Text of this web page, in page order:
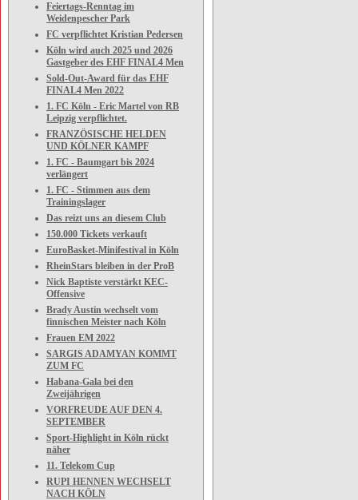
Feiertags-Renntag im
Weidenpescher Park
FC verpflichtet Kristian Pedersen
Köln wird auch 2025 und 2026
Gastgeber des EHF FINAL4 Men
Sold-Out-Award für das EHF
FINAL4 Men 2022
1. FC Köln - Eric Martel von RB
Leipzig verpflichtet.
FRANZÖSISCHE HELDEN
UND KÖLNER KAMPF
1. FC - Baumgart bis 2024
verlängert
1. FC - Stimmen aus dem
Trainingslager
Das reizt uns an diesem Club
150.000 Tickets verkauft
EuroBasket-Minifestival in Köln
RheinStars bleiben in der ProB
Nick Baptiste verstärkt KEC-
Offensive
Brady Austin wechselt vom
finnischen Meister nach Köln
Frauen EM 2022
SARGIS ADAMYAN KOMMT
ZUM FC
Habana-Gala bei den
Zweijährigen
VORFREUDE AUF DEN 4.
SEPTEMBER
Sport-Highlight in Köln rückt
näher
11. Telekom Cup
RUPI HENNEN WECHSELT
NACH KÖLN